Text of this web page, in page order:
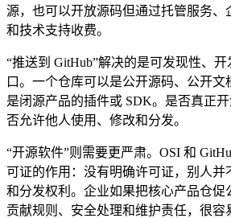
源，也可以开放源码但通过托管服务、
和技术支持收费。
“推送到 GitHub”解决的是可发现性、
口。一个仓库可以是公开源码、公开文
是闭源产品的插件或 SDK。是否真正
否允许他人使用、修改和分发。
“开源软件”则需要更严肃。OSI 和
可证的作用：没有明确许可证，别人并
和分发权利。企业如果把核心产品仓促
贡献规则、安全处理和维护责任，很容